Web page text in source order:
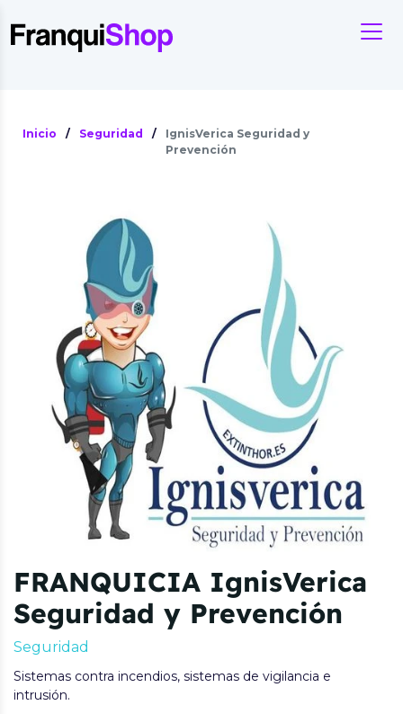
Inicio / Seguridad /
IgnisVerica Seguridad y
Prevención
FRANQUICIA IgnisVerica
Seguridad y Prevención
Seguridad
Sistemas contra incendios, sistemas de vigilancia e
intrusión.